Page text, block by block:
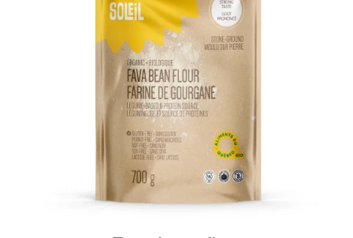
ADD TO CART / DETAILS